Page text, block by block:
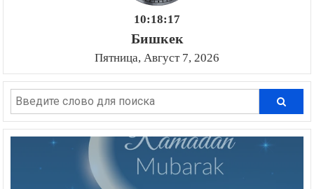
10:18:18
Бишкек
Пятница, Август 7, 2026